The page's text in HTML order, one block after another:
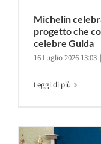
Michelin
progetto che
celebre Guida
16 Luglio 2026 13:03 |
Leggi di più